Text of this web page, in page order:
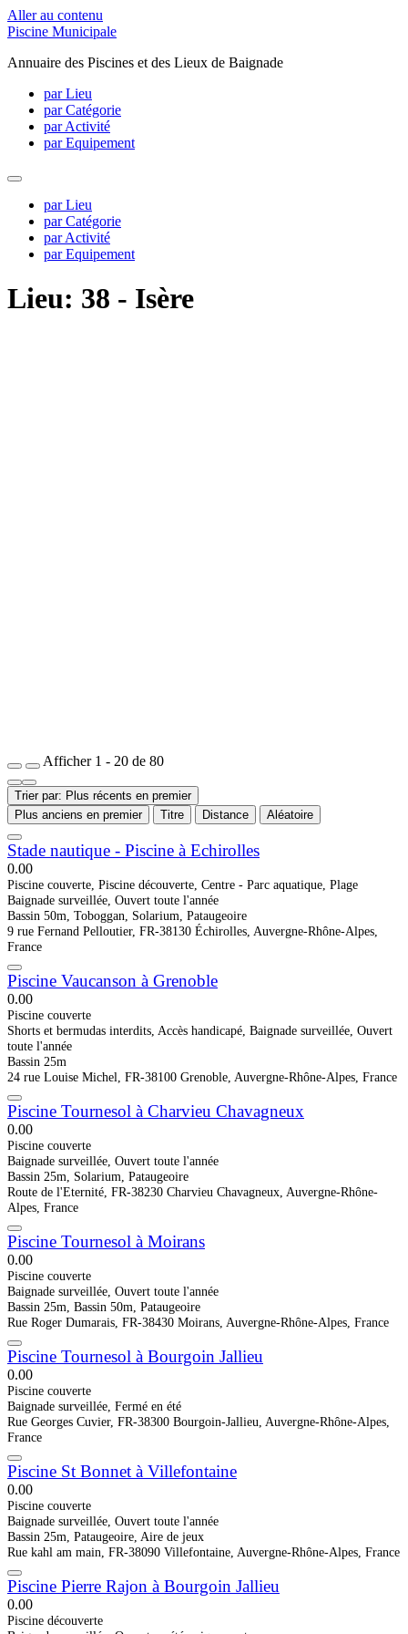
Aller au contenu
Piscine Municipale
Annuaire des Piscines et des Lieux de Baignade
par Lieu
par Catégorie
par Activité
par Equipement
par Lieu
par Catégorie
par Activité
par Equipement
Lieu: 38 - Isère
Afficher 1 - 20 de 80
Trier par: Plus récents en premier
Plus anciens en premier
Titre Distance Aléatoire
Stade nautique - Piscine à Echirolles
0.00
Piscine couverte, Piscine découverte, Centre - Parc aquatique, Plage
Baignade surveillée, Ouvert toute l'année
Bassin 50m, Toboggan, Solarium, Pataugeoire
9 rue Fernand Pelloutier, FR-38130 Échirolles, Auvergne-Rhône-Alpes,
France
Piscine Vaucanson à Grenoble
0.00
Piscine couverte
Shorts et bermudas interdits, Accès handicapé, Baignade surveillée, Ouvert
toute l'année
Bassin 25m
24 rue Louise Michel, FR-38100 Grenoble, Auvergne-Rhône-Alpes, France
Piscine Tournesol à Charvieu Chavagneux
0.00
Piscine couverte
Baignade surveillée, Ouvert toute l'année
Bassin 25m, Solarium, Pataugeoire
Route de l'Eternité, FR-38230 Charvieu Chavagneux, Auvergne-Rhône-
Alpes, France
Piscine Tournesol à Moirans
0.00
Piscine couverte
Baignade surveillée, Ouvert toute l'année
Bassin 25m, Bassin 50m, Pataugeoire
Rue Roger Dumarais, FR-38430 Moirans, Auvergne-Rhône-Alpes, France
Piscine Tournesol à Bourgoin Jallieu
0.00
Piscine couverte
Baignade surveillée, Fermé en été
Rue Georges Cuvier, FR-38300 Bourgoin-Jallieu, Auvergne-Rhône-Alpes,
France
Piscine St Bonnet à Villefontaine
0.00
Piscine couverte
Baignade surveillée, Ouvert toute l'année
Bassin 25m, Pataugeoire, Aire de jeux
Rue kahl am main, FR-38090 Villefontaine, Auvergne-Rhône-Alpes, France
Piscine Pierre Rajon à Bourgoin Jallieu
0.00
Piscine découverte